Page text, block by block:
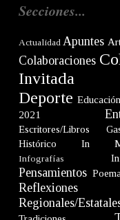
Secciones...
Actualidad Apuntes
Colaboraciones
Invitada
Deporte Educación
2021
Escritores/Libros
Histórico
In
Infografías
Pensamientos
Reflexiones
Regionales/